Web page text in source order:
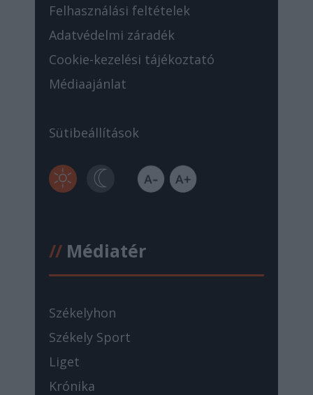
Felhasználási feltételek
Adatvédelmi záradék
Cookie-kezelési tájékoztató
Médiaajánlat
Sütibeállítások
//Médiatér
Székelyhon
Székely Sport
Liget
Krónika